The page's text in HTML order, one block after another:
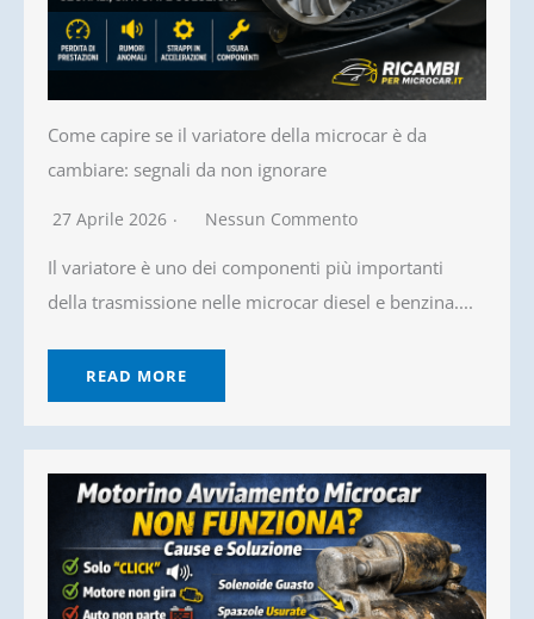
Come capire se il variatore della microcar è da
cambiare: segnali da non ignorare
27 Aprile 2026 Nessun Commento
Il variatore è uno dei componenti più importanti
della trasmissione nelle microcar diesel e benzina....
READ MORE